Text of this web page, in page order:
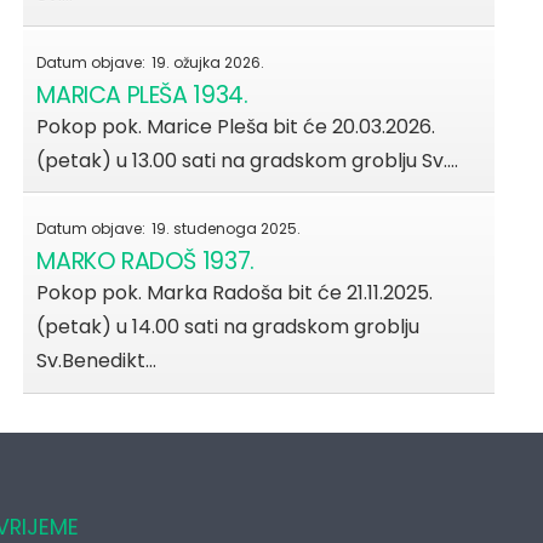
Datum objave: 19. ožujka 2026.
MARICA PLEŠA 1934.
Pokop pok. Marice Pleša bit će 20.03.2026.
(petak) u 13.00 sati na gradskom groblju Sv.…
Datum objave: 19. studenoga 2025.
MARKO RADOŠ 1937.
Pokop pok. Marka Radoša bit će 21.11.2025.
(petak) u 14.00 sati na gradskom groblju
Sv.Benedikt…